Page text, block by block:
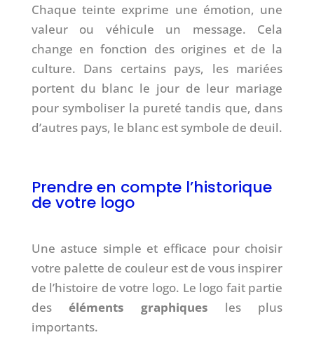
Chaque teinte exprime une émotion, une
valeur ou véhicule un message. Cela
change en fonction des origines et de la
culture. Dans certains pays, les mariées
portent du blanc le jour de leur mariage
pour symboliser la pureté tandis que, dans
d’autres pays, le blanc est symbole de deuil.
Prendre en compte l’historique
de votre logo
Une astuce simple et efficace pour choisir
votre palette de couleur est de vous inspirer
de l’histoire de votre logo. Le logo fait partie
deséléments graphiques les plus
importants.